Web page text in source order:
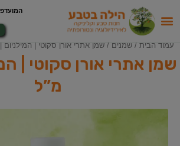
עמוד הבית / שמנים / שמן אתרי אורן סקוטי | המילניום | 50 מ”ל
מ”ל